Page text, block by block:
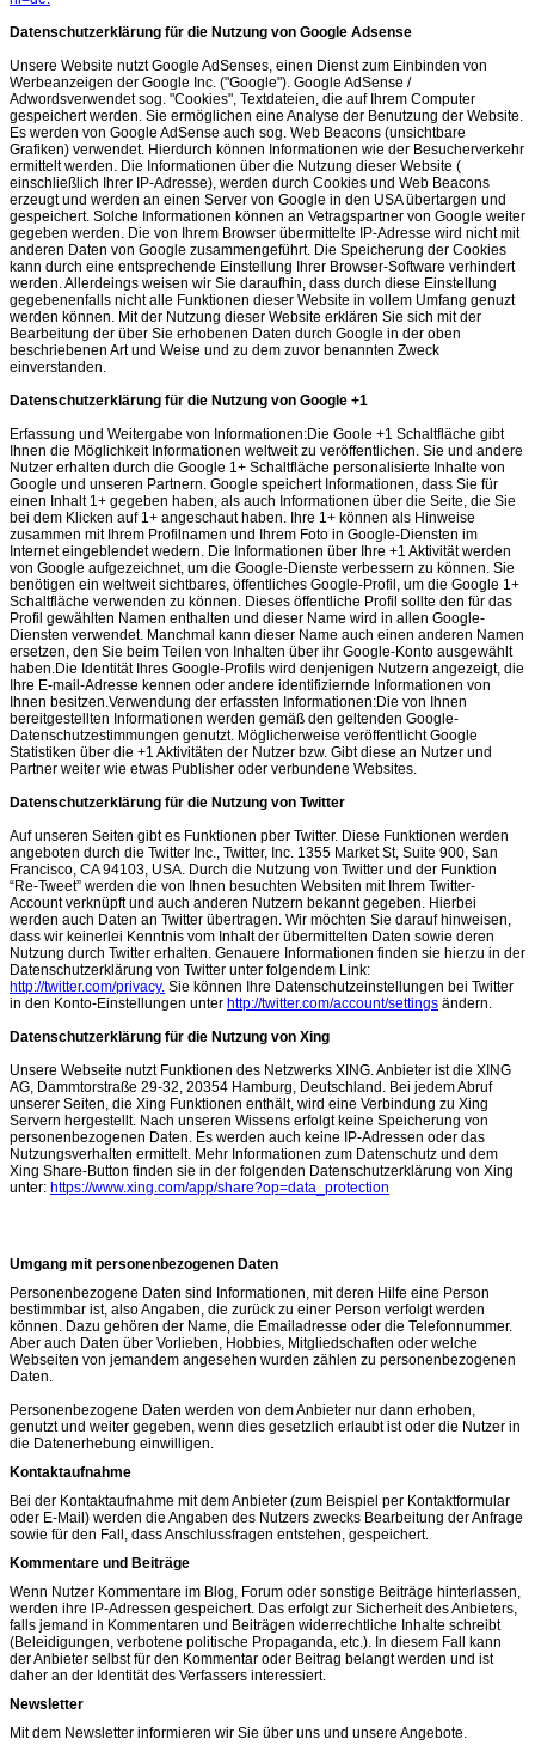
Datenschutzerklärung für die Nutzung von Google Adsense
Unsere Website nutzt Google AdSenses, einen Dienst zum Einbinden von
Werbeanzeigen der Google Inc. ("Google"). Google AdSense /
Adwordsverwendet sog. "Cookies", Textdateien, die auf Ihrem Computer
gespeichert werden. Sie ermöglichen eine Analyse der Benutzung der Website.
Es werden von Google AdSense auch sog. Web Beacons (unsichtbare
Grafiken) verwendet. Hierdurch können Informationen wie der Besucherverkehr
ermittelt werden. Die Informationen über die Nutzung dieser Website (
einschließlich Ihrer IP-Adresse), werden durch Cookies und Web Beacons
erzeugt und werden an einen Server von Google in den USA übertargen und
gespeichert. Solche Informationen können an Vetragspartner von Google weiter
gegeben werden. Die von Ihrem Browser übermittelte IP-Adresse wird nicht mit
anderen Daten von Google zusammengeführt. Die Speicherung der Cookies
kann durch eine entsprechende Einstellung Ihrer Browser-Software verhindert
werden. Allerdeings weisen wir Sie daraufhin, dass durch diese Einstellung
gegebenenfalls nicht alle Funktionen dieser Website in vollem Umfang genuzt
werden können. Mit der Nutzung dieser Website erklären Sie sich mit der
Bearbeitung der über Sie erhobenen Daten durch Google in der oben
beschriebenen Art und Weise und zu dem zuvor benannten Zweck
einverstanden.
Datenschutzerklärung für die Nutzung von Google +1
Erfassung und Weitergabe von Informationen:Die Goole +1 Schaltfläche gibt
Ihnen die Möglichkeit Informationen weltweit zu veröffentlichen. Sie und andere
Nutzer erhalten durch die Google 1+ Schaltfläche personalisierte Inhalte von
Google und unseren Partnern. Google speichert Informationen, dass Sie für
einen Inhalt 1+ gegeben haben, als auch Informationen über die Seite, die Sie
bei dem Klicken auf 1+ angeschaut haben. Ihre 1+ können als Hinweise
zusammen mit Ihrem Profilnamen und Ihrem Foto in Google-Diensten im
Internet eingeblendet wedern. Die Informationen über Ihre +1 Aktivität werden
von Google aufgezeichnet, um die Google-Dienste verbessern zu können. Sie
benötigen ein weltweit sichtbares, öffentliches Google-Profil, um die Google 1+
Schaltfläche verwenden zu können. Dieses öffentliche Profil sollte den für das
Profil gewählten Namen enthalten und dieser Name wird in allen Google-
Diensten verwendet. Manchmal kann dieser Name auch einen anderen Namen
ersetzen, den Sie beim Teilen von Inhalten über ihr Google-Konto ausgewählt
haben.Die Identität Ihres Google-Profils wird denjenigen Nutzern angezeigt, die
Ihre E-mail-Adresse kennen oder andere identifiziernde Informationen von
Ihnen besitzen.Verwendung der erfassten Informationen:Die von Ihnen
bereitgestellten Informationen werden gemäß den geltenden Google-
Datenschutzestimmungen genutzt. Möglicherweise veröffentlicht Google
Statistiken über die +1 Aktivitäten der Nutzer bzw. Gibt diese an Nutzer und
Partner weiter wie etwas Publisher oder verbundene Websites.
Datenschutzerklärung für die Nutzung von Twitter
Auf unseren Seiten gibt es Funktionen pber Twitter. Diese Funktionen werden
angeboten durch die Twitter Inc., Twitter, Inc. 1355 Market St, Suite 900, San
Francisco, CA 94103, USA. Durch die Nutzung von Twitter und der Funktion
“Re-Tweet” werden die von Ihnen besuchten Websiten mit Ihrem Twitter-
Account verknüpft und auch anderen Nutzern bekannt gegeben. Hierbei
werden auch Daten an Twitter übertragen. Wir möchten Sie darauf hinweisen,
dass wir keinerlei Kenntnis vom Inhalt der übermittelten Daten sowie deren
Nutzung durch Twitter erhalten. Genauere Informationen finden sie hierzu in der
Datenschutzerklärung von Twitter unter folgendem Link:
http://twitter.com/privacy. Sie können Ihre Datenschutzeinstellungen bei Twitter
in den Konto-Einstellungen unter http://twitter.com/account/settings ändern.
Datenschutzerklärung für die Nutzung von Xing
Unsere Webseite nutzt Funktionen des Netzwerks XING. Anbieter ist die XING
AG, Dammtorstraße 29-32, 20354 Hamburg, Deutschland. Bei jedem Abruf
unserer Seiten, die Xing Funktionen enthält, wird eine Verbindung zu Xing
Servern hergestellt. Nach unseren Wissens erfolgt keine Speicherung von
personenbezogenen Daten. Es werden auch keine IP-Adressen oder das
Nutzungsverhalten ermittelt. Mehr Informationen zum Datenschutz und dem
Xing Share-Button finden sie in der folgenden Datenschutzerklärung von Xing
unter: https://www.xing.com/app/share?op=data_protection
Umgang mit personenbezogenen Daten
Personenbezogene Daten sind Informationen, mit deren Hilfe eine Person
bestimmbar ist, also Angaben, die zurück zu einer Person verfolgt werden
können. Dazu gehören der Name, die Emailadresse oder die Telefonnummer.
Aber auch Daten über Vorlieben, Hobbies, Mitgliedschaften oder welche
Webseiten von jemandem angesehen wurden zählen zu personenbezogenen
Daten.
Personenbezogene Daten werden von dem Anbieter nur dann erhoben,
genutzt und weiter gegeben, wenn dies gesetzlich erlaubt ist oder die Nutzer in
die Datenerhebung einwilligen.
Kontaktaufnahme
Bei der Kontaktaufnahme mit dem Anbieter (zum Beispiel per Kontaktformular
oder E-Mail) werden die Angaben des Nutzers zwecks Bearbeitung der Anfrage
sowie für den Fall, dass Anschlussfragen entstehen, gespeichert.
Kommentare und Beiträge
Wenn Nutzer Kommentare im Blog, Forum oder sonstige Beiträge hinterlassen,
werden ihre IP-Adressen gespeichert. Das erfolgt zur Sicherheit des Anbieters,
falls jemand in Kommentaren und Beiträgen widerrechtliche Inhalte schreibt
(Beleidigungen, verbotene politische Propaganda, etc.). In diesem Fall kann
der Anbieter selbst für den Kommentar oder Beitrag belangt werden und ist
daher an der Identität des Verfassers interessiert.
Newsletter
Mit dem Newsletter informieren wir Sie über uns und unsere Angebote.